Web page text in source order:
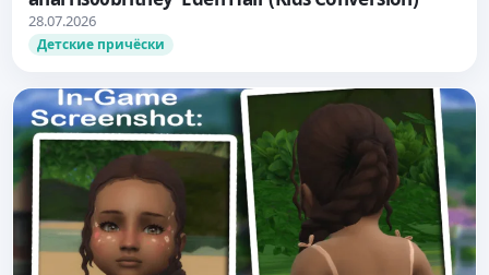
28.07.2026
Детские причёски